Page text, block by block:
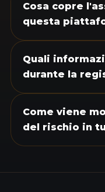
Cosa copre
questa
Quali
durante la
Come viene
del rischio in